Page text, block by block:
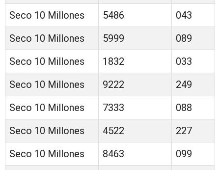
Seco 10 Millones
5486
043
Seco 10 Millones
5999
089
Seco 10 Millones
1832
033
Seco 10 Millones
9222
249
Seco 10 Millones
7333
088
Seco 10 Millones
4522
227
Seco 10 Millones
8463
099